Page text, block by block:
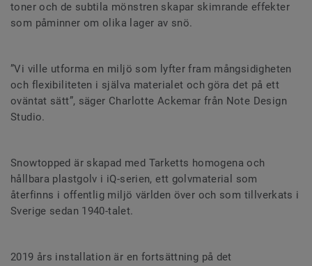
toner och de subtila mönstren skapar skimrande effekter
som påminner om olika lager av snö.
”Vi ville utforma en miljö som lyfter fram mångsidigheten
och flexibiliteten i själva materialet och göra det på ett
oväntat sätt”, säger Charlotte Ackemar från Note Design
Studio.
Snowtopped är skapad med Tarketts homogena och
hållbara plastgolv i iQ-serien, ett golvmaterial som
återfinns i offentlig miljö världen över och som tillverkats i
Sverige sedan 1940-talet.
2019 års installation är en fortsättning på det